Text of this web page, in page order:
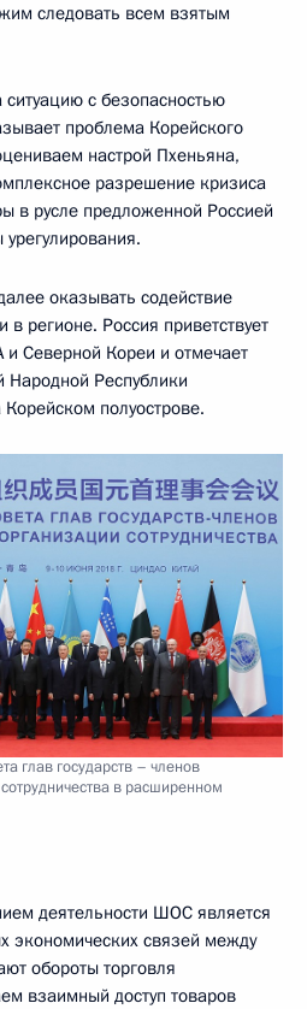
следовать всем взятым
с безопасностью
проблема Корейского
настрой Пхеньяна,
разрешение кризиса
в русле предложенной Россией
оказывать содействие
регионе. Россия приветствует
Северной Кореи и отмечает
Народной Республики
полуострове.
глав государств – членов
в расширенном
деятельности ШОС является
экономических связей между
обороты торговля
взаимный доступ товаров